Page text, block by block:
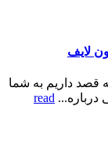
لایف
11/11 در این مقاله قصد داریم به شما
read